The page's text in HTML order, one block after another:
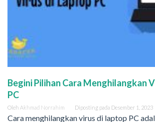
Begini Pilihan Cara Menghilangkan
PC
Oleh Akhmad Norrahim Diposting pada Desember 1, 2023
Cara menghilangkan virus di laptop PC